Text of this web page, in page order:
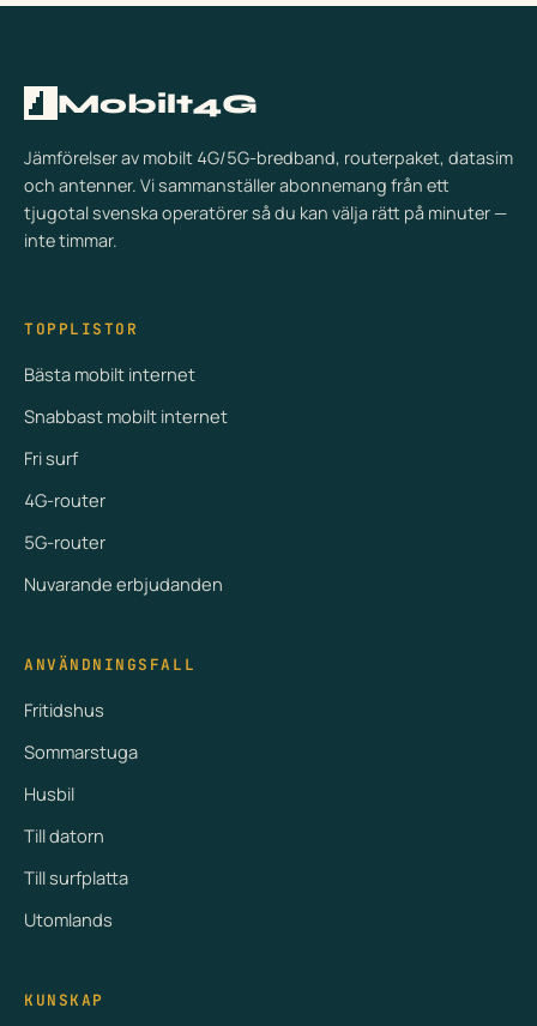
Mobilt4G
Jämförelser av mobilt 4G/5G-bredband, routerpaket, datasim
och antenner. Vi sammanställer abonnemang från ett
tjugotal svenska operatörer så du kan välja rätt på minuter —
inte timmar.
TOPPLISTOR
Bästa mobilt internet
Snabbast mobilt internet
Fri surf
4G-router
5G-router
Nuvarande erbjudanden
ANVÄNDNINGSFALL
Fritidshus
Sommarstuga
Husbil
Till datorn
Till surfplatta
Utomlands
KUNSKAP